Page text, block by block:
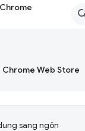
Chrome Web Store
sang ngôn